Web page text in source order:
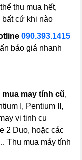
thu mua hết,
bất cứ khi nào
090.393.1415
báo giá nhanh
mua may tính cũ,
I, Pentium II,
vi tinh cu
2 Duo, hoặc các
Thu mua máy tính